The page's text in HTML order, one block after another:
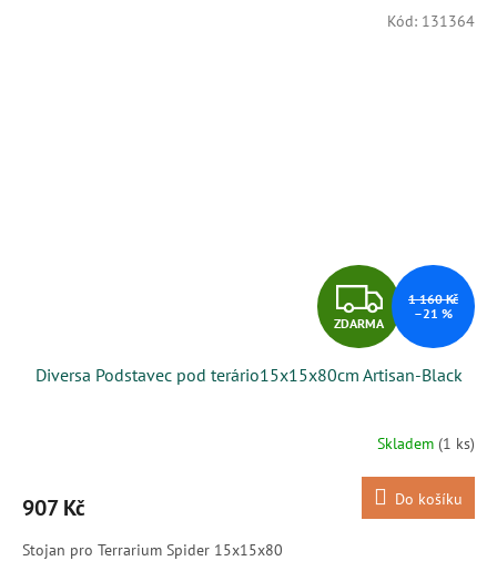
Z
D
A
R
M
A
ZDARMA
1 160 Kč
–21 %
Diversa Podstavec pod terário15x15x80cm Artisan-Black
Skladem (1 ks)
907 Kč Do košíku
Stojan pro Terrarium Spider 15x15x80
Kód: 131364